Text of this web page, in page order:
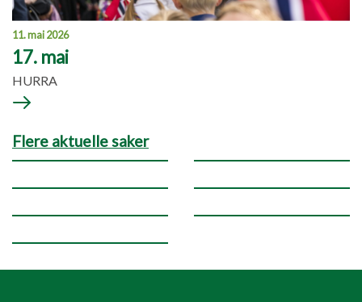
11. mai 2026
17. mai
HURRA
Flere aktuelle saker